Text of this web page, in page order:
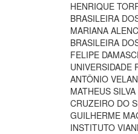
HENRIQUE
BRASILEIRA
MARIANA
BRASILEIRA
FELIPE
UNIVERSIDADE
ANTÔNIO
MATHEUS
CRUZEIRO DO
GUILHERME
INSTITUTO